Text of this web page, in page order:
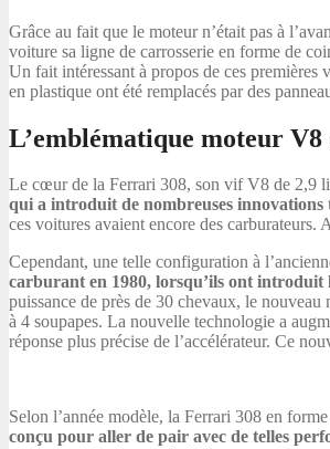
Grâce au fait que le moteur n’était pas à
voiture sa ligne de carrosserie en forme de
Un fait intéressant à propos de ces premières
en plastique ont été remplacés par des
L’emblématique moteur
Le cœur de la Ferrari 308, son vif V8 de 2,9
qui a introduit de nombreuses innovations
ces voitures avaient encore des
Cependant, une telle configuration à
carburant en 1980, lorsqu’ils ont introduit
puissance de près de 30 chevaux, le
à 4 soupapes. La nouvelle technologie a
réponse plus précise de l’accélérateur. Ce
Selon l’année modèle, la Ferrari 308 en
conçu pour aller de pair avec de telles